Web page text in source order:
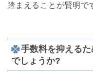
踏まえることが賢明で
手数料を抑える
でしょうか?